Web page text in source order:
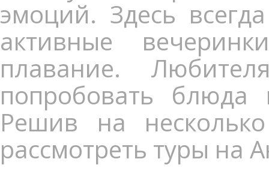
эмоций. Здесь
активные
плавание.
попробовать блюда
Решив на
рассмотреть туры на